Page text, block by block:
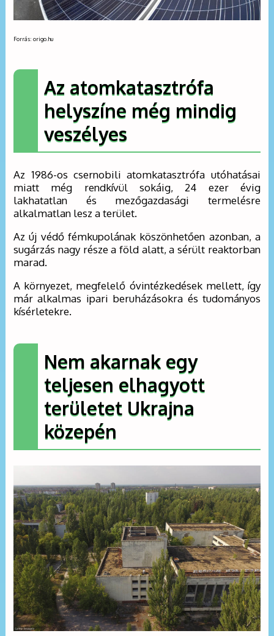
Forrás: origo.hu
Az atomkatasztrófa
helyszíne még mindig
veszélyes
Az 1986-os csernobili atomkatasztrófa utóhatásai
miatt még rendkívül sokáig, 24 ezer évig
lakhatatlan és mezőgazdasági termelésre
alkalmatlan lesz a terület.
Az új védő fémkupolának köszönhetően azonban, a
sugárzás nagy része a föld alatt, a sérült reaktorban
marad.
A környezet, megfelelő óvintézkedések mellett, így
már alkalmas ipari beruházásokra és tudományos
kísérletekre.
Nem akarnak egy
teljesen elhagyott
területet Ukrajna
közepén